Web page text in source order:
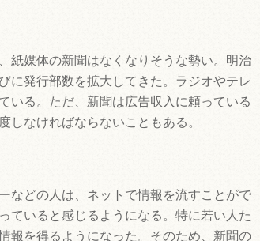
紙媒体の新聞はなくなりそうな勢い。明治
に発行部数を拡大してきた。ラジオやテレ
いる。ただ、新聞は広告収入に頼っている
しなければならないこともある。
などの人は、ネットで情報を流すことがで
ていると感じるようになる。特に若い人た
報を得るようになった。そのため、新聞の